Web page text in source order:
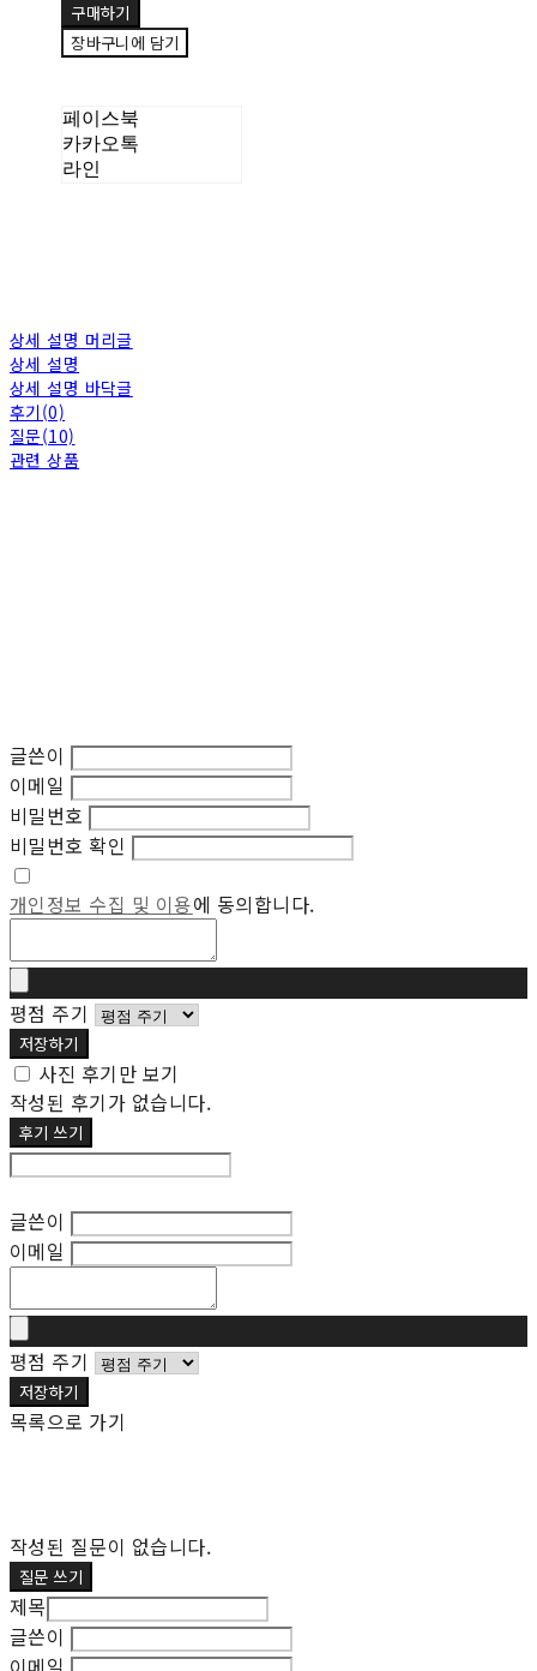
구매하기
장바구니에 담기
페이스북
카카오톡
라인
상세 설명 머리글
상세 설명
상세 설명 바닥글
후기(0)
질문(10)
관련 상품
글쓴이
이메일
비밀번호
비밀번호 확인
개인정보 수집 및 이용에 동의합니다.
평점 주기
저장하기
사진 후기만 보기
작성된 후기가 없습니다.
후기 쓰기
글쓴이
이메일
평점 주기
저장하기
목록으로 가기
작성된 질문이 없습니다.
질문 쓰기
제목
글쓴이